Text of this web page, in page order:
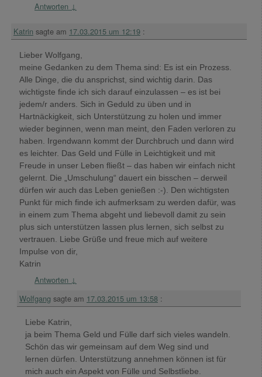
Antworten ↓
Katrin sagte am 17.03.2015 um 12:19 :
Lieber Wolfgang,
meine Gedanken zu dem Thema sind: Es ist ein Prozess.
Alle Dinge, die du ansprichst, sind wichtig darin. Das
wichtigste finde ich sich darauf einzulassen – es ist bei
jedem/r anders. Sich in Geduld zu üben und in
Hartnäckigkeit, sich Unterstützung zu holen und immer
wieder beginnen, wenn man meint, den Faden verloren zu
haben. Irgendwann kommt der Durchbruch und dann wird
es leichter. Das Geld und Fülle in Leichtigkeit und mit
Freude in unser Leben fließt – das haben wir einfach nicht
gelernt. Die „Umschulung“ dauert ein bisschen – derweil
dürfen wir auch das Leben genießen :-). Den wichtigsten
Punkt für mich finde ich aufmerksam zu werden dafür, was
in einem zum Thema abgeht und liebevoll damit zu sein
plus sich unterstützen lassen plus lernen, sich selbst zu
vertrauen. Liebe Grüße und freue mich auf weitere
Impulse von dir,
Katrin
Antworten ↓
Wolfgang sagte am 17.03.2015 um 13:58 :
Liebe Katrin,
ja beim Thema Geld und Fülle darf sich vieles wandeln.
Schön das wir gemeinsam auf dem Weg sind und
lernen dürfen. Unterstützung annehmen können ist für
mich auch ein Aspekt von Fülle und Selbstliebe.